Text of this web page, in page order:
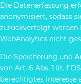
Die Datenerfassung
anonymisiert, sodass
zurückverfolgt werden
WebAnalytics nicht
Die Speicherung und
von Art. 6 Abs. 1 lit. f
berechtigtes Interesse